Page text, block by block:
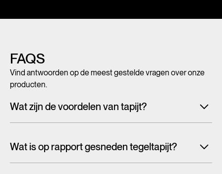
FAQS
Vind antwoorden op de meest gestelde vragen over onze
producten.
Wat zijn de voordelen van tapijt?
interieur. Maar tapijt is niet alleen mooi en zacht, het heeft
ook een geluiddempende werking.Lees alles over de
Wat is op rapport gesneden tegeltapijt?